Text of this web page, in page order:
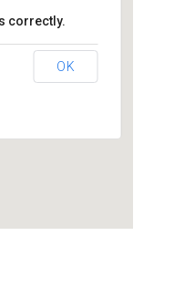
correctly.
OK